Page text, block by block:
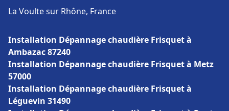
La Voulte sur Rhône, France
Installation Dépannage chaudière Frisquet à
Ambazac 87240
Installation Dépannage chaudière Frisquet à Metz
57000
Installation Dépannage chaudière Frisquet à
Léguevin 31490